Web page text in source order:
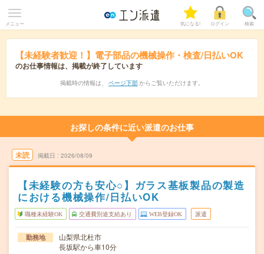
メニュー 気になる! ログイン 検索
【未経験者歓迎！】電子部品の機械操作・検査/日払いOK
のお仕事情報は、掲載が終了しています
掲載時の情報は、 ページ下部 からご覧いただけます。
お探しの条件に近い派遣のお仕事
未読 掲載日 2026/08/09
【未経験の方も安心○】ガラス基板製品の製造
における機械操作/日払いOK
職種未経験OK 交通費別途支給あり WEB登録OK 派遣
勤務地
山梨県北杜市
長坂駅から車10分